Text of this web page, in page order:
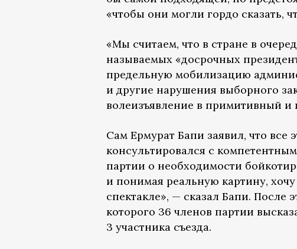
«чтобы они могли гордо сказать,
«Мы считаем, что в стране в
называемых «досрочных
предельную мобилизацию
и другие нарушения выборного
волеизъявление в примитивный
Сам Ермурат Бапи заявил, что все
консультировался с
партии о необходимости
и понимая реальную картину, хочу
спектакле», — сказал Бапи. После
которого 36 членов партии
3 участника съезда.